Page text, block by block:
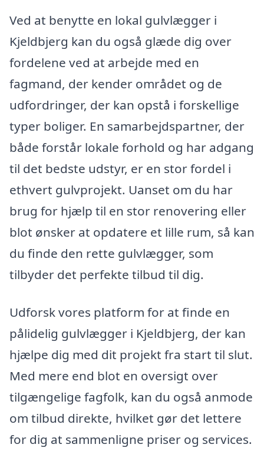
Ved at benytte en lokal gulvlægger i
Kjeldbjerg kan du også glæde dig over
fordelene ved at arbejde med en
fagmand, der kender området og de
udfordringer, der kan opstå i forskellige
typer boliger. En samarbejdspartner, der
både forstår lokale forhold og har adgang
til det bedste udstyr, er en stor fordel i
ethvert gulvprojekt. Uanset om du har
brug for hjælp til en stor renovering eller
blot ønsker at opdatere et lille rum, så kan
du finde den rette gulvlægger, som
tilbyder det perfekte tilbud til dig.
Udforsk vores platform for at finde en
pålidelig gulvlægger i Kjeldbjerg, der kan
hjælpe dig med dit projekt fra start til slut.
Med mere end blot en oversigt over
tilgængelige fagfolk, kan du også anmode
om tilbud direkte, hvilket gør det lettere
for dig at sammenligne priser og services.